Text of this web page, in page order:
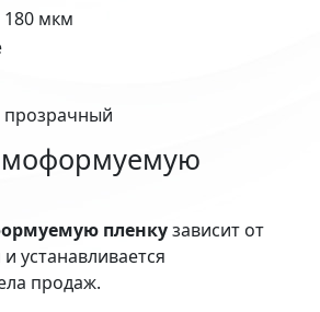
180 мкм
прозрачный
пленкузависит от
устанавливается
продаж.